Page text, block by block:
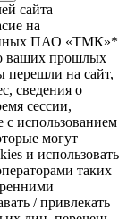
сайта
на
ПАО «ТМК»*
ваших прошлых
перешли на сайт,
сведения о
сессии,
с использованием
могут
и использовать
таких
/ привлекать